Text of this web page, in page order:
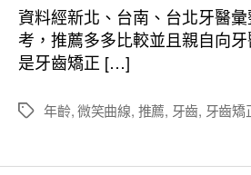
者
佈
日
期
資料經新北、台南、台北牙醫
考，推薦多多比較並且親自向
是牙齒矯正 […]
標
年齡,微笑曲線, 推薦, 牙齒, 牙齒矯